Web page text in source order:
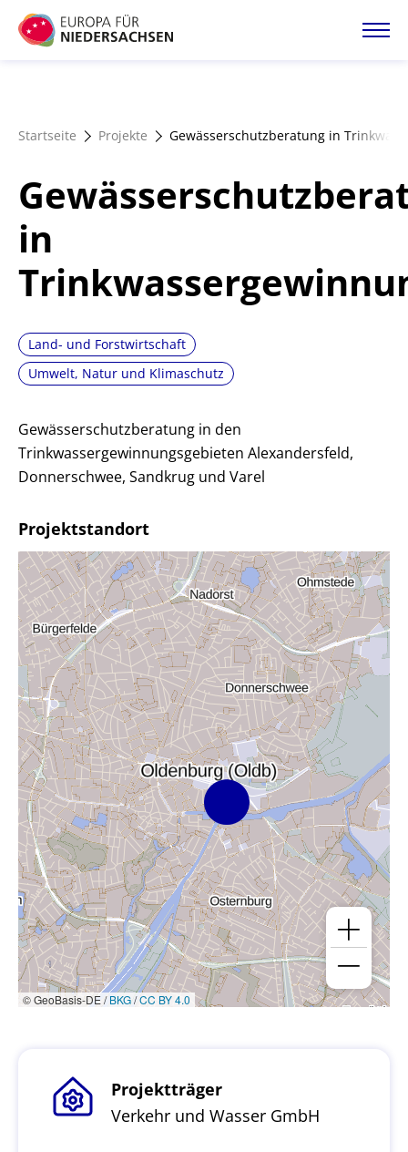
Direkt
zum
Förderangebote
Magazin
Startseite Projekte Gewässerschutzberatung in
in
Land- und Forstwirtschaft
Umwelt, Natur und Klimaschutz
Gewässerschutzberatung in den
Trinkwassergewinnungsgebieten Alexandersfeld,
Donnerschwee, Sandkrug und Varel
Projektstandort
© GeoBasis-DE /BKG/CC BY 4.0
Projektträger
Verkehr und Wasser GmbH